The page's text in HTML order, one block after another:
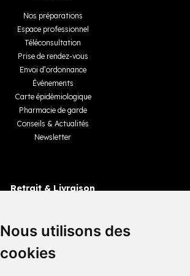
Nous utilisons des
cookies
Nos préparations
Espace professionnel
Téléconsultation
Prise de rendez-vous
Envoi d’ordonnance
Événements
Carte épidémiologique
Pharmacie de garde
Conseils & Actualités
Newsletter
Retrait & Livraison
Livraisons